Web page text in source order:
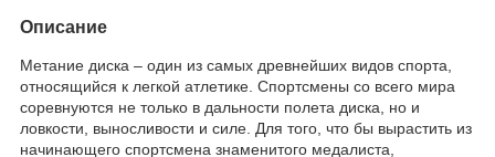
Описание
Метание диска – один из самых древнейших видов спорта,
относящийся к легкой атлетике. Спортсмены со всего мира
соревнуются не только в дальности полета диска, но и
ловкости, выносливости и силе. Для того, что бы вырастить из
начинающего спортсмена знаменитого медалиста,